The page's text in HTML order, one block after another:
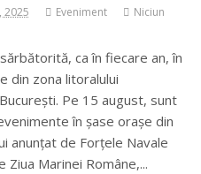
2025 Eveniment
Niciun
ca în fiecare an, în
din zona litoralului
Pe 15 august, sunt
în șase orașe din
anunțat de Forțele Navale
Marinei Române,...